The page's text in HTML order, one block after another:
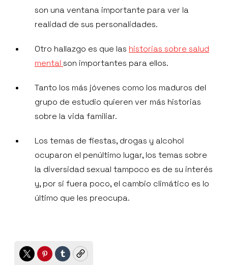
son una ventana importante para ver la
realidad de sus personalidades.
Otro hallazgo es que las historias sobre salud
mental son importantes para ellos.
Tanto los más jóvenes como los maduros del
grupo de estudio quieren ver más historias
sobre la vida familiar.
Los temas de fiestas, drogas y alcohol
ocuparon el penúltimo lugar, los temas sobre
la diversidad sexual tampoco es de su interés
y, por si fuera poco, el cambio climático es lo
último que les preocupa.
TwitterPinterest
TumblrCopy